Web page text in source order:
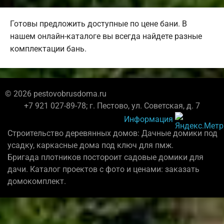
Готовы предложить доступные по цене бани. В
нашем онлайн-каталоге вы всегда найдете разные
комплектации бань.
© 2026 pestovobrusdoma.ru
+7 921 027-89-78; г. Пестово, ул. Советская, д. 7
Информация
Строительство деревянных домов: Дачные домики под
усадку, каркасные дома под ключ для пмж.
Бригада плотников постороит садовые домики для
дачи. Каталог проектов с фото и ценами: заказать
домокомплект.